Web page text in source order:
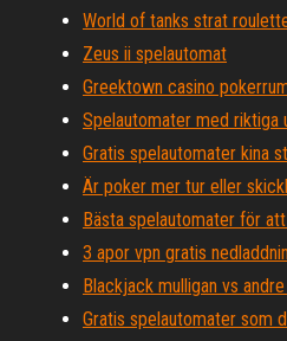
World of tanks strat
Zeus ii spelautomat
Greektown casino
Spelautomater med riktiga
Gratis spelautomater kina
Är poker mer tur eller
Bästa spelautomater för
3 apor vpn gratis
Blackjack mulligan vs
Gratis spelautomater som